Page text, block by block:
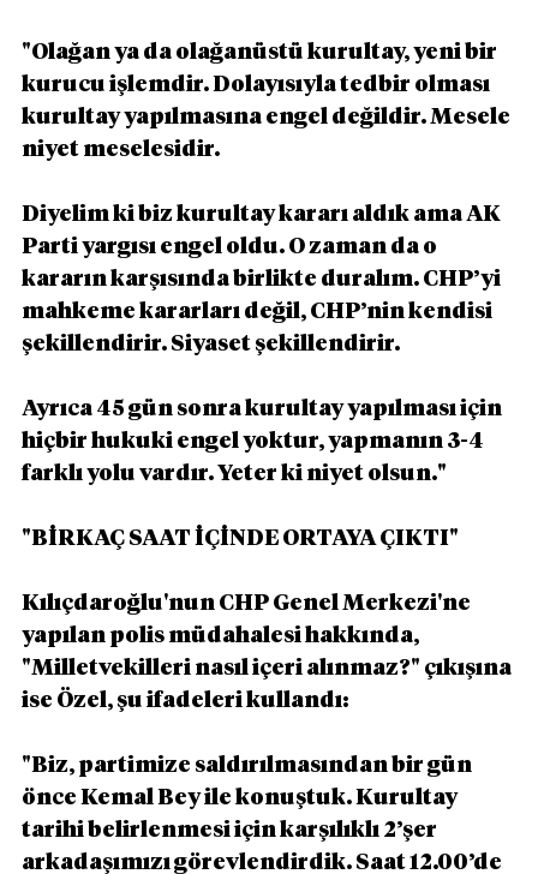
"Olağan ya da olağanüstü kurultay, yeni bir
kurucu işlemdir. Dolayısıyla tedbir olması
kurultay yapılmasına engel değildir. Mesele
niyet meselesidir.
Diyelim ki biz kurultay kararı aldık ama AK
Parti yargısı engel oldu. O zaman da o
kararın karşısında birlikte duralım. CHP’yi
mahkeme kararları değil, CHP’nin kendisi
şekillendirir. Siyaset şekillendirir.
Ayrıca 45 gün sonra kurultay yapılması için
hiçbir hukuki engel yoktur, yapmanın 3-4
farklı yolu vardır. Yeter ki niyet olsun."
"BİRKAÇ SAAT İÇİNDE ORTAYA ÇIKTI"
Kılıçdaroğlu'nun CHP Genel Merkezi'ne
yapılan polis müdahalesi hakkında,
"Milletvekilleri nasıl içeri alınmaz?" çıkışına
ise Özel, şu ifadeleri kullandı:
"Biz, partimize saldırılmasından bir gün
önce Kemal Bey ile konuştuk. Kurultay
tarihi belirlenmesi için karşılıklı 2’şer
arkadaşımızı görevlendirdik. Saat 12.00’de